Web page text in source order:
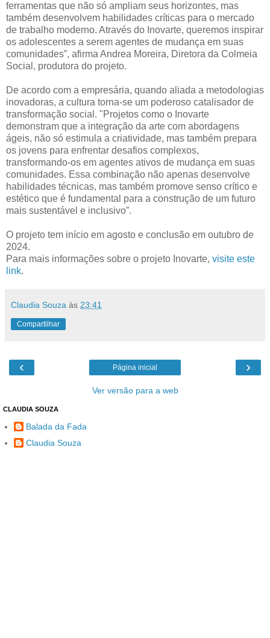
ferramentas que não só ampliam seus horizontes, mas
também desenvolvem habilidades críticas para o mercado
de trabalho moderno. Através do Inovarte, queremos inspirar
os adolescentes a serem agentes de mudança em suas
comunidades”, afirma Andrea Moreira, Diretora da Colmeia
Social, produtora do projeto.
De acordo com a empresária, quando aliada a metodologias
inovadoras, a cultura torna-se um poderoso catalisador de
transformação social. "Projetos como o Inovarte
demonstram que a integração da arte com abordagens
ágeis, não só estimula a criatividade, mas também prepara
os jovens para enfrentar desafios complexos,
transformando-os em agentes ativos de mudança em suas
comunidades. Essa combinação não apenas desenvolve
habilidades técnicas, mas também promove senso crítico e
estético que é fundamental para a construção de um futuro
mais sustentável e inclusivo”.
O projeto tem início em agosto e conclusão em outubro de
2024.
Para mais informações sobre o projeto Inovarte, visite este
link.
Claudia Souza às 23:41
Compartilhar
‹ ›
Página inicial
Ver versão para a web
CLAUDIA SOUZA
Balada da Fada
Claudia Souza